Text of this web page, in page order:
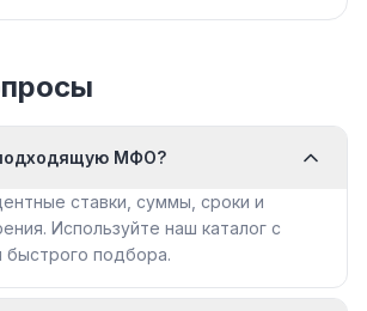
МФО?
ставки, суммы, сроки и
Используйте наш каталог с
быстрого подбора.